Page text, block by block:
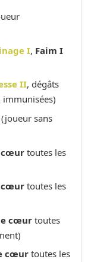
I, Faim I
II, dégâts
(joueur sans
cœur toutes les
cœur toutes les
cœur toutes
cœur toutes les